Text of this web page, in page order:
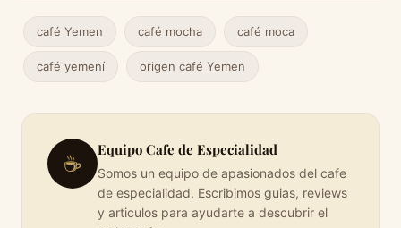
café Yemen café mocha café moca
café yemení origen café Yemen
☕
Equipo Cafe de Especialidad
Somos un equipo de apasionados del cafe
de especialidad. Escribimos guias, reviews
y articulos para ayudarte a descubrir el